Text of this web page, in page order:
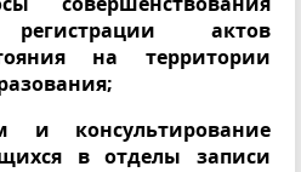
регистрации актов
на территории
и консультирование
в отделы записи